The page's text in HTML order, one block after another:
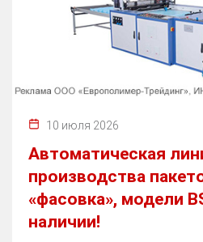
10 июля 2026
Автоматическая
производства
«фасовка», модели
наличии!